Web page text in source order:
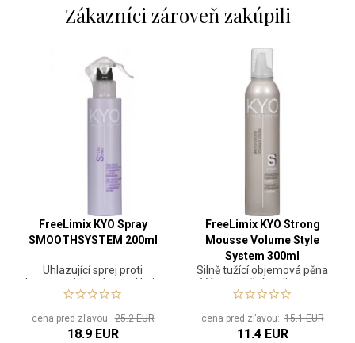
Zákazníci zároveň zakúpili
FreeLimix KYO Spray
SMOOTHSYSTEM 200ml
Uhlazující sprej proti
krepatosti, který se aplikuje
teplem
cena pred zľavou:25.2 EUR
18.9 EUR
FreeLimix KYO Strong
Mousse Volume Style
System 300ml
Silně tužící objemová pěna
Vám umožní realizovat a
vytvářet dokonalé účesy
cena pred zľavou:15.1 EUR
11.4 EUR